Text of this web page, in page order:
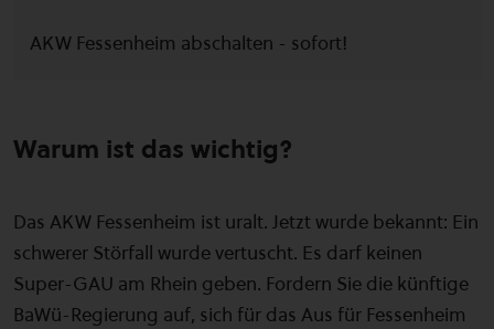
AKW Fessenheim abschalten - sofort!
Warum ist das wichtig?
Das AKW Fessenheim ist uralt. Jetzt wurde bekannt: Ein
schwerer Störfall wurde vertuscht. Es darf keinen
Super-GAU am Rhein geben. Fordern Sie die künftige
BaWü-Regierung auf, sich für das Aus für Fessenheim